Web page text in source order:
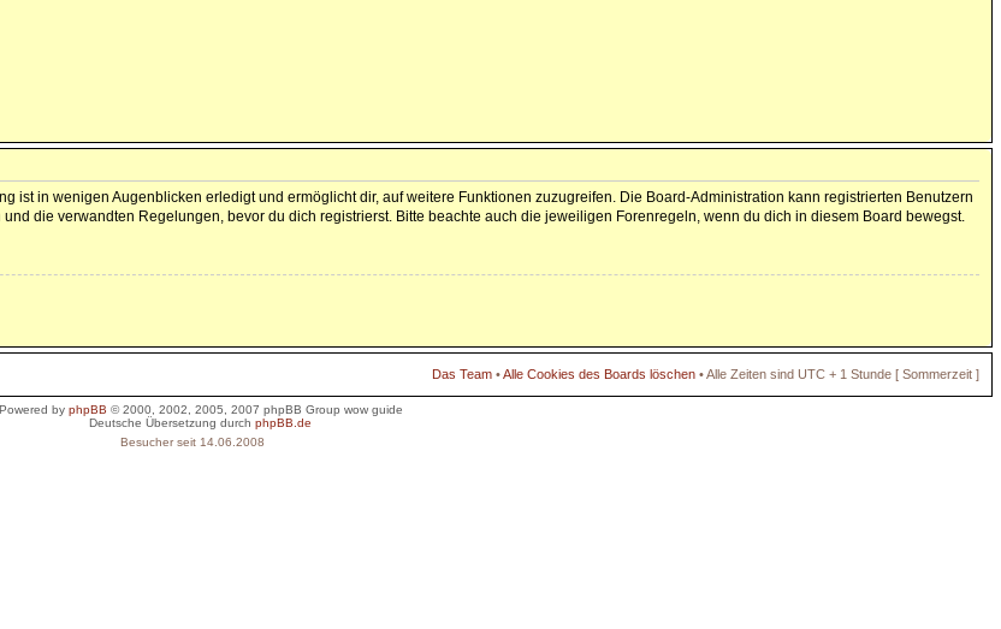
ist in wenigen Augenblicken erledigt und ermöglicht dir, auf weitere Funktionen zuzugreifen. Die Board-Administration kann registrierten Benutzern
die verwandten Regelungen, bevor du dich registrierst. Bitte beachte auch die jeweiligen Forenregeln, wenn du dich in diesem Board bewegst.
Das Team •Alle Cookies des Boards löschen • Alle Zeiten sind UTC + 1 Stunde [ Sommerzeit ]
Powered by phpBB © 2000, 2002, 2005, 2007 phpBB Group wow guide
Deutsche Übersetzung durchphpBB.de
Besucher seit 14.06.2008